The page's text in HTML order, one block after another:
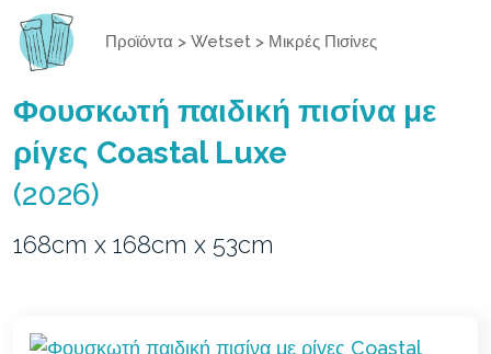
Προϊόντα > Wetset > Μικρές Πισίνες
Φουσκωτή παιδική πισίνα με
ρίγες Coastal Luxe
(2026)
168cm x 168cm x 53cm